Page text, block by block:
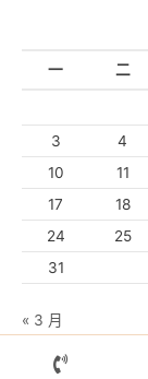
一 二
3
4
10
11
17
18
24
25
31
« 3 月